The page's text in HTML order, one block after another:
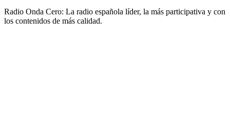
Radio Onda Cero: La radio española líder, la más participativa y con
los contenidos de más calidad.